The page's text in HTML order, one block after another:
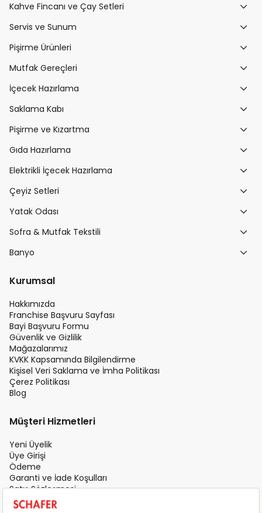
Kahve Fincanı ve Çay Setleri
Servis ve Sunum
Pişirme Ürünleri
Mutfak Gereçleri
İçecek Hazırlama
Saklama Kabı
Pişirme ve Kızartma
Gıda Hazırlama
Elektrikli İçecek Hazırlama
Çeyiz Setleri
Yatak Odası
Sofra & Mutfak Tekstili
Banyo
Kurumsal
Hakkımızda
Franchise Başvuru Sayfası
Bayi Başvuru Formu
Güvenlik ve Gizlilik
Mağazalarımız
KVKK Kapsamında Bilgilendirme
Kişisel Veri Saklama ve İmha Politikası
Çerez Politikası
Blog
Müşteri Hizmetleri
Yeni Üyelik
Üye Girişi
Ödeme
Garanti ve İade Koşulları
Satış Sözleşmesi
Üyelik Sözleşmesi